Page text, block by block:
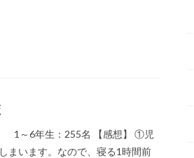
1～6年生：255名 【感想】 ①児
まいます。なので、寝る1時間前